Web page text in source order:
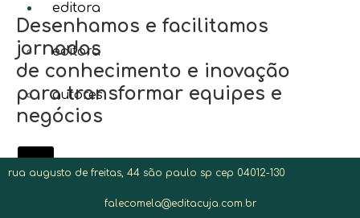
editora
editora
autores
X
Desenhamos e facilitamos
jornadas
de conhecimento e inovação
para transformar equipes e
negócios
rua augusto de freitas, 44 são paulo sp cep 04012-130
falecomela@editacuja.com.br